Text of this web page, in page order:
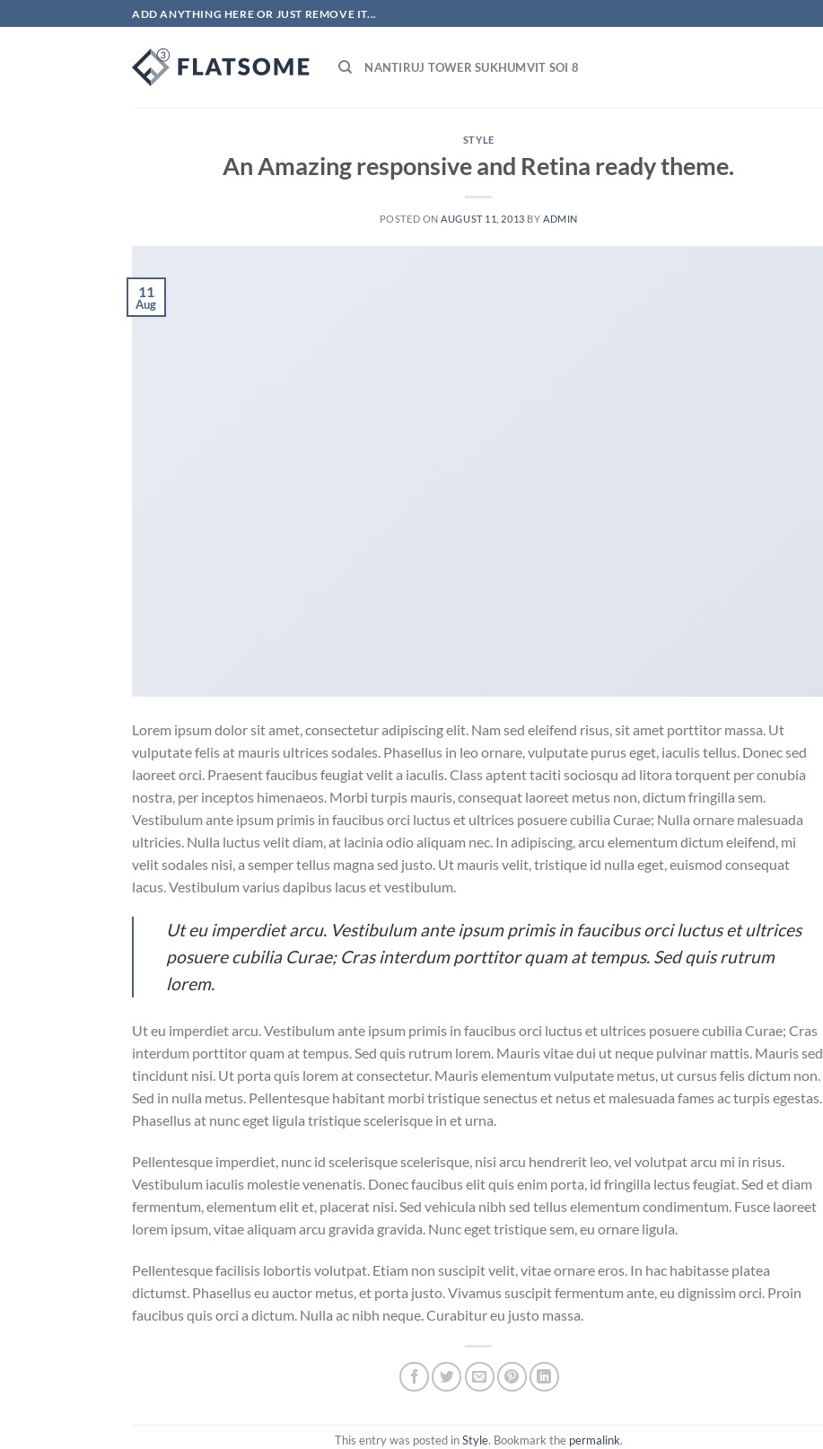
to
ADD ANYTHING HERE OR JUST REMOVE IT...
NANTIRUJ TOWER SUKHUMVIT SOI 8
STYLE
An Amazing responsive and Retina ready theme.
POSTED ON AUGUST 11, 2013 BY ADMIN
11
Aug
Lorem ipsum dolor sit amet, consectetur adipiscing elit. Nam sed eleifend risus, sit amet porttitor massa. Ut
vulputate felis at mauris ultrices sodales. Phasellus in leo ornare, vulputate purus eget, iaculis tellus. Donec sed
laoreet orci. Praesent faucibus feugiat velit a iaculis. Class aptent taciti sociosqu ad litora torquent per conubia
nostra, per inceptos himenaeos. Morbi turpis mauris, consequat laoreet metus non, dictum fringilla sem.
Vestibulum ante ipsum primis in faucibus orci luctus et ultrices posuere cubilia Curae; Nulla ornare malesuada
ultricies. Nulla luctus velit diam, at lacinia odio aliquam nec. In adipiscing, arcu elementum dictum eleifend, mi
velit sodales nisi, a semper tellus magna sed justo. Ut mauris velit, tristique id nulla eget, euismod consequat
lacus. Vestibulum varius dapibus lacus et vestibulum.
Ut eu imperdiet arcu. Vestibulum ante ipsum primis in faucibus orci luctus et ultrices
posuere cubilia Curae; Cras interdum porttitor quam at tempus. Sed quis rutrum
lorem.
Ut eu imperdiet arcu. Vestibulum ante ipsum primis in faucibus orci luctus et ultrices posuere cubilia Curae; Cras
interdum porttitor quam at tempus. Sed quis rutrum lorem. Mauris vitae dui ut neque pulvinar mattis. Mauris sed
tincidunt nisi. Ut porta quis lorem at consectetur. Mauris elementum vulputate metus, ut cursus felis dictum non.
Sed in nulla metus. Pellentesque habitant morbi tristique senectus et netus et malesuada fames ac turpis egestas.
Phasellus at nunc eget ligula tristique scelerisque in et urna.
Pellentesque imperdiet, nunc id scelerisque scelerisque, nisi arcu hendrerit leo, vel volutpat arcu mi in risus.
Vestibulum iaculis molestie venenatis. Donec faucibus elit quis enim porta, id fringilla lectus feugiat. Sed et diam
fermentum, elementum elit et, placerat nisi. Sed vehicula nibh sed tellus elementum condimentum. Fusce laoreet
lorem ipsum, vitae aliquam arcu gravida gravida. Nunc eget tristique sem, eu ornare ligula.
Pellentesque facilisis lobortis volutpat. Etiam non suscipit velit, vitae ornare eros. In hac habitasse platea
dictumst. Phasellus eu auctor metus, et porta justo. Vivamus suscipit fermentum ante, eu dignissim orci. Proin
faucibus quis orci a dictum. Nulla ac nibh neque. Curabitur eu justo massa.
This entry was posted inStyle. Bookmark the permalink.